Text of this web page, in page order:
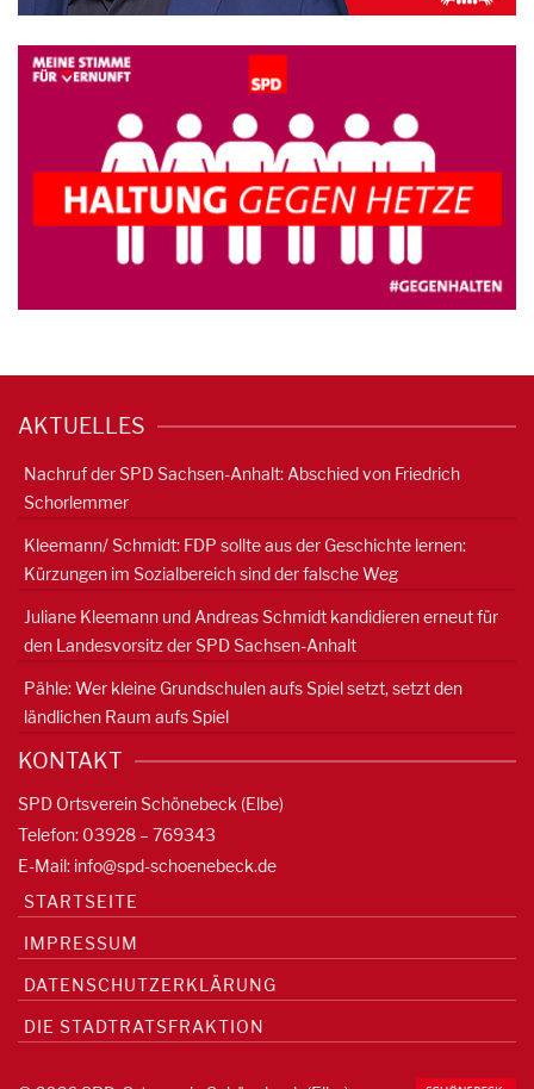
AKTUELLES
Nachruf der SPD Sachsen-Anhalt: Abschied von Friedrich
Schorlemmer
Kleemann/ Schmidt: FDP sollte aus der Geschichte lernen:
Kürzungen im Sozialbereich sind der falsche Weg
Juliane Kleemann und Andreas Schmidt kandidieren erneut für
den Landesvorsitz der SPD Sachsen-Anhalt
Pähle: Wer kleine Grundschulen aufs Spiel setzt, setzt den
ländlichen Raum aufs Spiel
KONTAKT
SPD Ortsverein Schönebeck (Elbe)
Telefon: 03928 – 769343
E-Mail: info@spd-schoenebeck.de
STARTSEITE
IMPRESSUM
DATENSCHUTZERKLÄRUNG
DIE STADTRATSFRAKTION